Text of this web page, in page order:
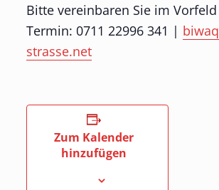
Bitte vereinbaren Sie im
Termin: 0711 22996 341 |
strasse.net
Zum Kalender
hinzufügen